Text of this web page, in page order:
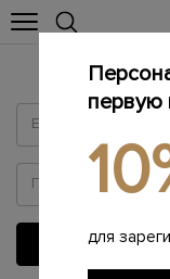
первую
для